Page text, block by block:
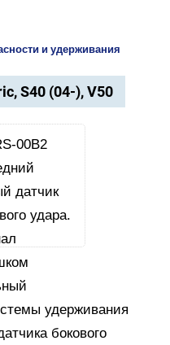
и удерживания
S40 (04-), V50
удерживания
бокового